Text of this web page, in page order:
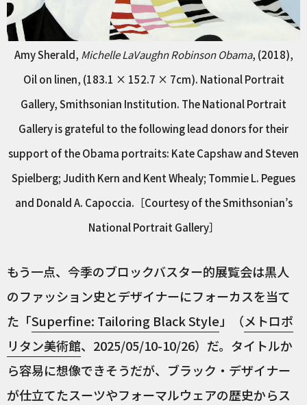
Amy Sherald, Michelle LaVaughn Robinson Obama, (2018),
Oil on linen, (183.1 × 152.7 × 7cm). National Portrait
Gallery, Smithsonian Institution. The National Portrait
Gallery is grateful to the following lead donors for their
support of the Obama portraits: Kate Capshaw and Steven
Spielberg; Judith Kern and Kent Whealy; Tommie L. Pegues
and Donald A. Capoccia.［Courtesy of the Smithsonian’s
National Portrait Gallery］
もう一点、今季のブロックバスター的展覧会は黒人
のファッション史とデザイナーにフォーカスを当て
た「Superfine: Tailoring Black Style」（メトロポ
リタン美術館、2025/05/10-10/26）だ。タイトルか
ら容易に想像できそうだが、ブラック・デザイナー
が仕立てたスーツやフォーマルウェアの歴史からス